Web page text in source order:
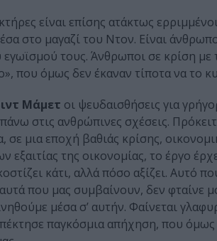
είναι επίσης ατάκτως
στο μαγαζί του Ντον. Είναι
τους. Άνθρωποι σε κρίση
που όμως δεν έκαναν τίποτα να το
Μάμετ οι ψευδαισθήσεις για
στις ανθρώπινες σχέσεις.
σε μια εποχή βαθιάς κρίσης,
εξαιτίας της οικονομίας, το έργο
κάτι, αλλά πόσο αξίζει. Αυτό
που μας συμβαίνουν, δεν φταίνε
μέσα σ’ αυτήν. Φαίνεται
παγκόσμια απήχηση, που